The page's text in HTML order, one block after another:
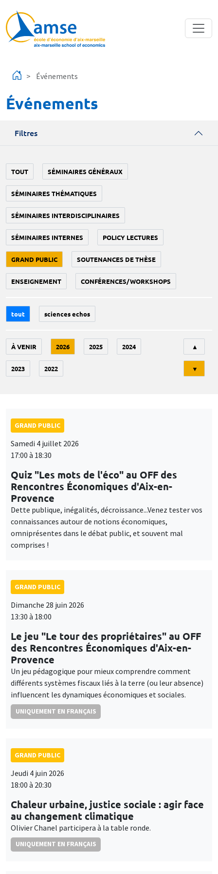
Événements
Événements
Filtres
TOUT SÉMINAIRES GÉNÉRAUX
SÉMINAIRES THÉMATIQUES
SÉMINAIRES INTERDISCIPLINAIRES
SÉMINAIRES INTERNES POLICY LECTURES
GRAND PUBLIC SOUTENANCES DE THÈSE
ENSEIGNEMENT CONFÉRENCES/WORKSHOPS
tout sciences echos
À VENIR 2026 2025 2024
2023 2022
▲
▼
GRAND PUBLIC
Samedi 4 juillet 2026
17:00 à 18:30
Quiz "Les mots de l'éco" au OFF des
Rencontres Économiques d'Aix-en-
Provence
Dette publique, inégalités, décroissance...Venez tester vos
connaissances autour de notions économiques,
omniprésentes dans le débat public, et souvent mal
comprises !
GRAND PUBLIC
Dimanche 28 juin 2026
13:30 à 18:00
Le jeu "Le tour des propriétaires" au OFF
des Rencontres Économiques d'Aix-en-
Provence
Un jeu pédagogique pour mieux comprendre comment
différents systèmes fiscaux liés à la terre (ou leur absence)
influencent les dynamiques économiques et sociales.
UNIQUEMENT EN FRANÇAIS
GRAND PUBLIC
Jeudi 4 juin 2026
18:00 à 20:30
Chaleur urbaine, justice sociale : agir face
au changement climatique
Olivier Chanel participera à la table ronde.
UNIQUEMENT EN FRANÇAIS